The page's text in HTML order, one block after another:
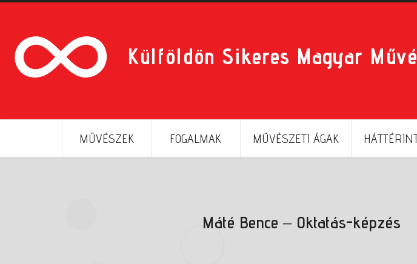
Külföldön Sikeres Magyar
MŰVÉSZEK FOGALMAK MŰVÉSZETI ÁGAK
Máté Bence – Oktatás-képzés